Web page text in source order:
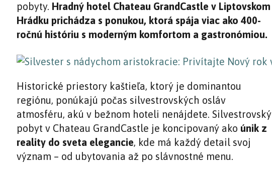
pobyty. Hradný hotel Chateau GrandCastle v Liptovskom
Hrádku prichádza s ponukou, ktorá spája viac ako 400-
ročnú históriu s moderným komfortom a gastronómiou.
Historické priestory kaštieľa, ktorý je dominantou
regiónu, ponúkajú počas silvestrovských osláv
atmosféru, akú v bežnom hoteli nenájdete. Silvestrovský
pobyt v Chateau GrandCastle je koncipovaný ako únik z
reality do sveta elegancie, kde má každý detail svoj
význam – od ubytovania až po slávnostné menu.